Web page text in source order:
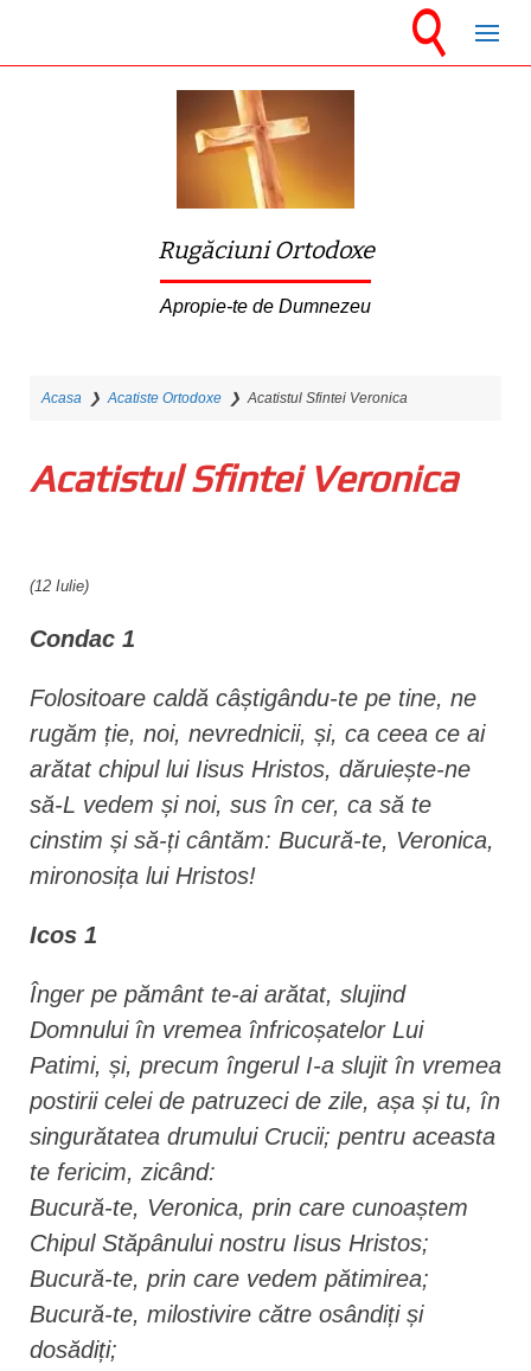
Rugăciuni Ortodoxe
Apropie-te de Dumnezeu
Acasa ❯Acatiste Ortodoxe ❯Acatistul Sfintei Veronica
Acatistul Sfintei Veronica
(12 Iulie)
Condac 1
Folositoare caldă câștigându-te pe tine, ne
rugăm ție, noi, nevrednicii, și, ca ceea ce ai
arătat chipul lui Iisus Hristos, dăruiește-ne
să-L vedem și noi, sus în cer, ca să te
cinstim și să-ți cântăm: Bucură-te, Veronica,
mironosița lui Hristos!
Icos 1
Înger pe pământ te-ai arătat, slujind
Domnului în vremea înfricoșatelor Lui
Patimi, și, precum îngerul I-a slujit în vremea
postirii celei de patruzeci de zile, așa și tu, în
singurătatea drumului Crucii; pentru aceasta
te fericim, zicând:
Bucură-te, Veronica, prin care cunoaștem
Chipul Stăpânului nostru Iisus Hristos;
Bucură-te, prin care vedem pătimirea;
Bucură-te, milostivire către osândiți și
dosădiți;